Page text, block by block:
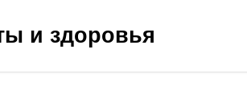
и здоровья